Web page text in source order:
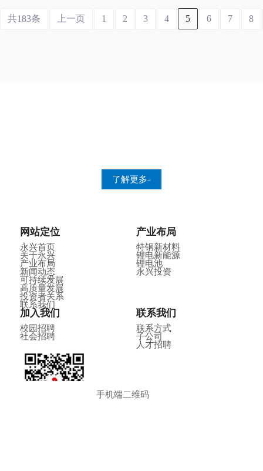
共183条 上一页 1 2 3 4 5 6 7 8
了解更多
网站定位
永兴首页
关于永兴
产业布局
新闻动态
可持续发展
高质量发展
投资者关系
联系我们
产业布局
特钢新材料
锂电新能源
锂电池
永兴投资
加入我们
校园招聘
社会招聘
联系我们
联系方式
子公司
人才招聘
手机端二维码